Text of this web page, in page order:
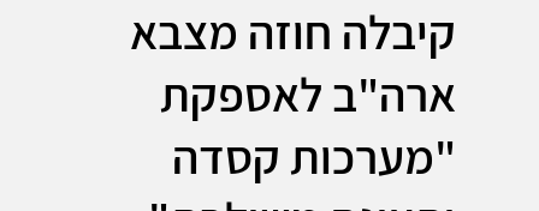
קיבלה חוזה מצבא
ארה"ב לאספקת
"מערכות קסדה